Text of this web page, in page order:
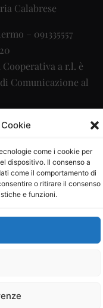
come i cookie per
dispositivo. Il consenso a
come il comportamento di
o ritirare il consenso
e funzioni.
Calabrese
– 091335557
a r.l. è
Comunicazione al
info@ladigitale.it